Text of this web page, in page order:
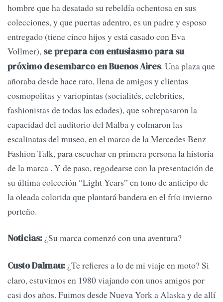
hombre que ha desatado su rebeldía ochentosa en sus
colecciones, y que puertas adentro, es un padre y esposo
entregado (tiene cinco hijos y está casado con Eva
Vollmer), se prepara con entusiasmo para su
próximo desembarco en Buenos Aires. Una plaza que
añoraba desde hace rato, llena de amigos y clientas
cosmopolitas y variopintas (socialités, celebrities,
fashionistas de todas las edades), que sobrepasaron la
capacidad del auditorio del Malba y colmaron las
escalinatas del museo, en el marco de la Mercedes Benz
Fashion Talk, para escuchar en primera persona la historia
de la marca . Y de paso, regodearse con la presentación de
su última colección “Light Years” en tono de anticipo de
la oleada colorida que plantará bandera en el frío invierno
porteño.
Noticias: ¿Su marca comenzó con una aventura?
Custo Dalmau: ¿Te refieres a lo de mi viaje en moto? Si
claro, estuvimos en 1980 viajando con unos amigos por
casi dos años. Fuimos desde Nueva York a Alaska y de allí